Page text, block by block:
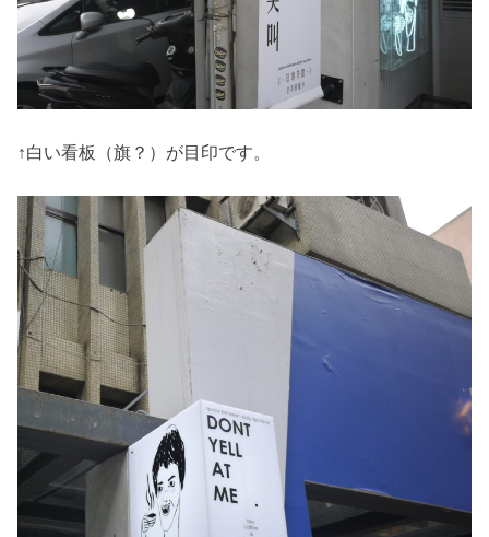
↑白い看板（旗？）が目印です。